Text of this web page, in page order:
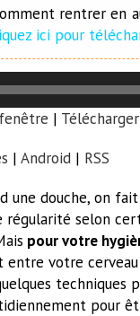
rentrer en
ici pour
| Télécharger
| Android | RSS
une douche, on
selon
pour votre
votre
pour